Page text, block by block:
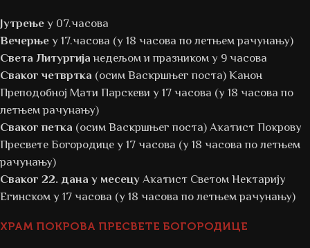
Јутрење у 07.часова
Вечерње у 17.часова (у 18 часова по летњем рачунању)
Света Литургија недељом и празником у 9 часова
Сваког четвртка (осим Васкршњег поста) Канон
Преподобној Мати Парскеви у 17 часова (у 18 часова по
летњем рачунању)
Сваког петка (осим Васкршњег поста) Акатист Покрову
Пресвете Богородице у 17 часова (у 18 часова по летњем
рачунању)
Сваког 22. дана у месецу Акатист Светом Нектарију
Егинском у 17 часова (у 18 часова по летњем рачунању)
ХРАМ ПОКРОВА ПРЕСВЕТЕ БОГОРОДИЦЕ